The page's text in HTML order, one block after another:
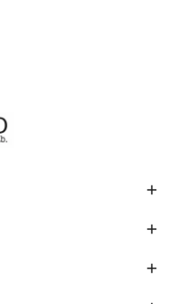
günlük
geniş bir ürün
takip eden
eşlik etmeyi